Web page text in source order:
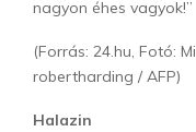
nagyon éhes vagyok!”
(Forrás: 24.hu, Fotó:
robertharding / AFP)
Halazin